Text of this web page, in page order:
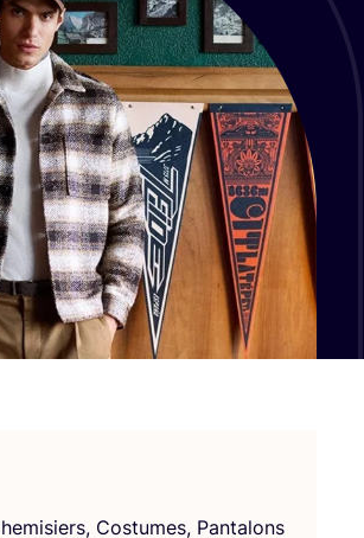
Cos­tumes, Pan­ta­lons